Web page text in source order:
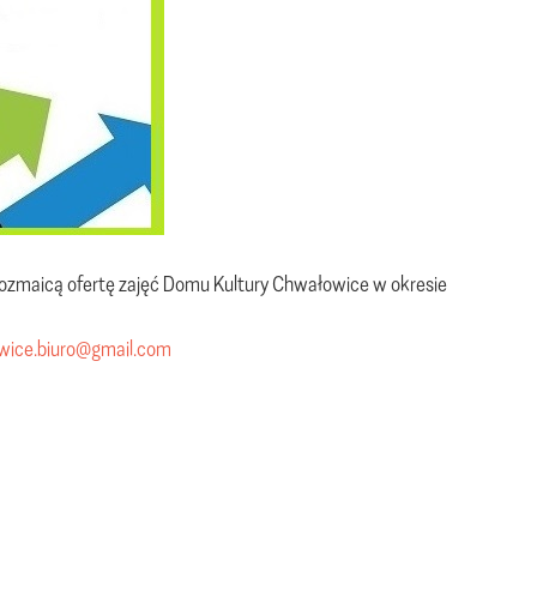
ofertę zajęć Domu Kultury Chwałowice w okresie